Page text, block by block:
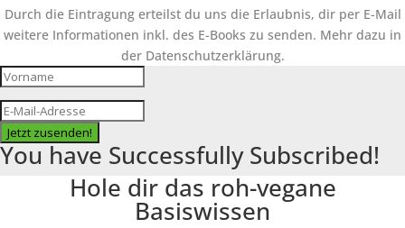
Durch die Eintragung erteilst du uns die Erlaubnis, dir per E-Mail
weitere Informationen inkl. des E-Books zu senden. Mehr dazu in
der Datenschutzerklärung.
Jetzt zusenden!
You have Successfully Subscribed!
Hole dir das roh-vegane
Basiswissen